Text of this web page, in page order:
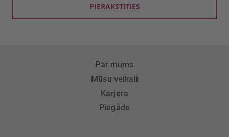
PIERAKSTĪTIES
Par mums
Mūsu veikali
Karjera
Piegāde